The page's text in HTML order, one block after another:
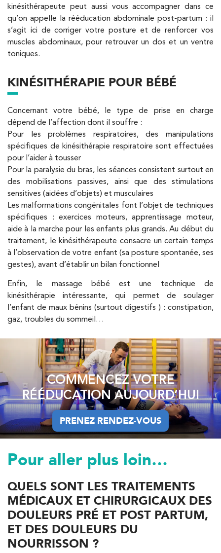
kinésithérapeute peut aussi vous accompagner dans ce
qu’on appelle la rééducation abdominale post-partum : il
s’agit ici de corriger votre posture et de renforcer vos
muscles abdominaux, pour retrouver un dos et un ventre
toniques.
KINÉSITHÉRAPIE POUR BÉBÉ
Concernant votre bébé, le type de prise en charge
dépend de l’affection dont il souffre :
Pour les problèmes respiratoires, des manipulations
spécifiques de kinésithérapie respiratoire sont effectuées
pour l’aider à tousser
Pour la paralysie du bras, les séances consistent surtout en
des mobilisations passives, ainsi que des stimulations
sensitives (aidées d’objets) et musculaires
Les malformations congénitales font l’objet de techniques
spécifiques : exercices moteurs, apprentissage moteur,
aide à la marche pour les enfants plus grands. Au début du
traitement, le kinésithérapeute consacre un certain temps
à l’observation de votre enfant (sa posture spontanée, ses
gestes), avant d’établir un bilan fonctionnel
Enfin, le massage bébé est une technique de
kinésithérapie intéressante, qui permet de soulager
l’enfant de maux bénins (surtout digestifs ) : constipation,
gaz, troubles du sommeil…
COMMENCEZ VOTRE
RÉÉDUCATION AUJOURD’HUI
PRENEZ RENDEZ-VOUS
PRENEZ RENDEZ-VOUS
Pour aller plus loin…
QUELS SONT LES TRAITEMENTS
MÉDICAUX ET CHIRURGICAUX DES
DOULEURS PRÉ ET POST PARTUM,
ET DES DOULEURS DU
NOURRISSON ?
PRENEZ RDV SUR
PRENEZ RDV SUR
01 64 48 35 84
PRENEZ RDV SUR
PRENEZ RDV SUR